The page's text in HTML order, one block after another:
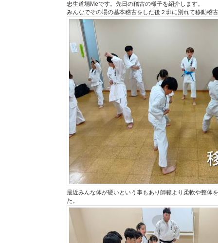
忠生道場Meです。先日の稽古の様子を紹介します。
みんなでその場の基本稽古をした後２班に別れて移動稽
最近みんな体が硬いという事もあり師範より柔軟や整体
た。